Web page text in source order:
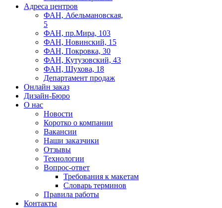
Адреса центров
ФАН, Абельмановская,
5
ФАН, пр.Мира, 103
ФАН, Новинский, 15
ФАН, Покровка, 30
ФАН, Кутузовский, 43
ФАН, Шухова, 18
Департамент продаж
Онлайн заказ
Дизайн-Бюро
О нас
Новости
Коротко о компании
Вакансии
Наши заказчики
Отзывы
Технологии
Вопрос-ответ
Требования к макетам
Словарь терминов
Правила работы
Контакты